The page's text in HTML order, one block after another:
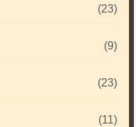
(23)
(9)
(23)
(11)